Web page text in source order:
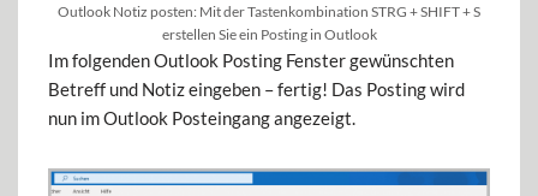
Outlook Notiz posten: Mit der Tastenkombination STRG + SHIFT + S
erstellen Sie ein Posting in Outlook
Im folgenden Outlook Posting Fenster gewünschten
Betreff und Notiz eingeben – fertig! Das Posting wird
nun im Outlook Posteingang angezeigt.